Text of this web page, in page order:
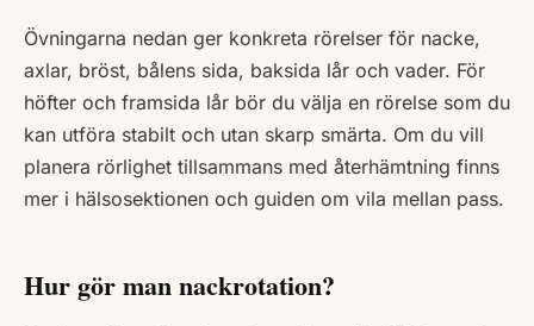
Övningarna nedan ger konkreta rörelser för nacke,
axlar, bröst, bålens sida, baksida lår och vader. För
höfter och framsida lår bör du välja en rörelse som du
kan utföra stabilt och utan skarp smärta. Om du vill
planera rörlighet tillsammans med återhämtning finns
mer i hälsosektionen och guiden om vila mellan pass.
Hur gör man nackrotation?